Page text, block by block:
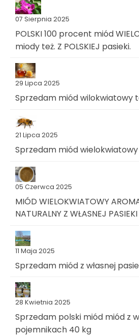
07 Sierpnia 2025
POLSKI 100 procent miód
miody też. Z POLSKIEJ pasieki.
29 Lipca 2025
Sprzedam miód wilokwiatowy
21 Lipca 2025
Sprzedam miód wielokwiatowy
05 Czerwca 2025
MIÓD WIELOKWIATOWY
NATURALNY Z WŁASNEJ PASIEKI
11 Maja 2025
Sprzedam miód z własnej
28 Kwietnia 2025
Sprzedam polski miód miód z
pojemnikach 40 kg